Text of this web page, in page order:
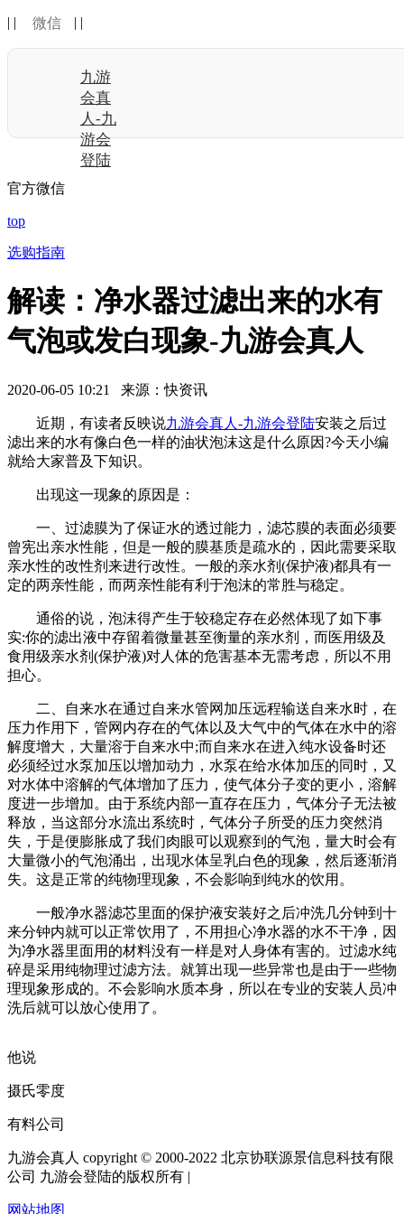
| | 微信 | |
九游
会真
人-九
游会
登陆
官方微信
top
选购指南
解读：净水器过滤出来的水有
气泡或发白现象-九游会真人
2020-06-05 10:21 来源：快资讯
近期，有读者反映说九游会真人-九游会登陆安装之后过
滤出来的水有像白色一样的油状泡沫这是什么原因?今天小编
就给大家普及下知识。
出现这一现象的原因是：
一、过滤膜为了保证水的透过能力，滤芯膜的表面必须要
曾宪出亲水性能，但是一般的膜基质是疏水的，因此需要采取
亲水性的改性剂来进行改性。一般的亲水剂(保护液)都具有一
定的两亲性能，而两亲性能有利于泡沫的常胜与稳定。
通俗的说，泡沫得产生于较稳定存在必然体现了如下事
实:你的滤出液中存留着微量甚至衡量的亲水剂，而医用级及
食用级亲水剂(保护液)对人体的危害基本无需考虑，所以不用
担心。
二、自来水在通过自来水管网加压远程输送自来水时，在
压力作用下，管网内存在的气体以及大气中的气体在水中的溶
解度增大，大量溶于自来水中;而自来水在进入纯水设备时还
必须经过水泵加压以增加动力，水泵在给水体加压的同时，又
对水体中溶解的气体增加了压力，使气体分子变的更小，溶解
度进一步增加。由于系统内部一直存在压力，气体分子无法被
释放，当这部分水流出系统时，气体分子所受的压力突然消
失，于是便膨胀成了我们肉眼可以观察到的气泡，量大时会有
大量微小的气泡涌出，出现水体呈乳白色的现象，然后逐渐消
失。这是正常的纯物理现象，不会影响到纯水的饮用。
一般净水器滤芯里面的保护液安装好之后冲洗几分钟到十
来分钟内就可以正常饮用了，不用担心净水器的水不干净，因
为净水器里面用的材料没有一样是对人身体有害的。过滤水纯
碎是采用纯物理过滤方法。就算出现一些异常也是由于一些物
理现象形成的。不会影响水质本身，所以在专业的安装人员冲
洗后就可以放心使用了。
他说
摄氏零度
有料公司
九游会真人 copyright © 2000-2022 北京协联源景信息科技有限
公司 九游会登陆的版权所有 |
网站地图